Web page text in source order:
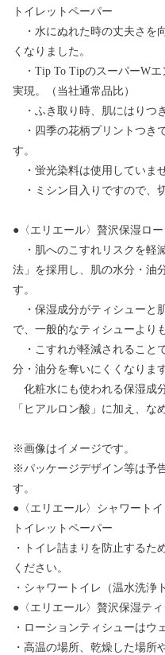
トイレットペーパー
・水にぬれた時の丈夫さを
くなりました。
・Tip To TipのスーパーWエ
実現。（当社通常品比）
・ふき取り時、肌にはりつ
・四季の花柄プリントつき
す。
・蛍光染料は使用していませ
・ミシン目入りですので、
●〈エリエール〉贅沢保湿ロ
・肌へのこすれリスクを軽
法」を採用し、肌の水分・油
す。
・保湿成分がティシューと
で、一般的なティシューより
・こすれが軽減されること
分・油分を奪いにくくなります
化粧水にも使われる保湿成
「ヒアルロン酸」に加え、な
※画像はイメージです。
※パッケージデザイン等は予
す。
●〈エリエール〉シャワート
トイレットペーパー
・トイレ詰まりを防止するた
ください。
・シャワートイレ（温水洗浄
●〈エリエール〉贅沢保湿テ
・ローションティシューはウ
・高温の場所、乾燥した場所